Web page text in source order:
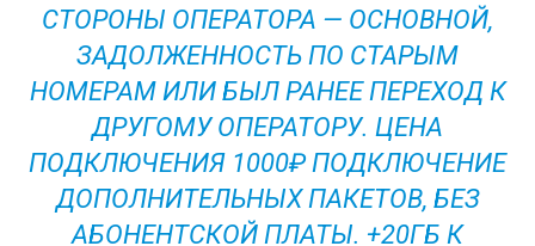
СТОРОНЫ ОПЕРАТОРА — ОСНОВНОЙ,
ЗАДОЛЖЕННОСТЬ ПО СТАРЫМ
НОМЕРАМ ИЛИ БЫЛ РАНЕЕ ПЕРЕХОД К
ДРУГОМУ ОПЕРАТОРУ. ЦЕНА
ПОДКЛЮЧЕНИЯ 1000₽ ПОДКЛЮЧЕНИЕ
ДОПОЛНИТЕЛЬНЫХ ПАКЕТОВ, БЕЗ
АБОНЕНТСКОЙ ПЛАТЫ. +20ГБ К